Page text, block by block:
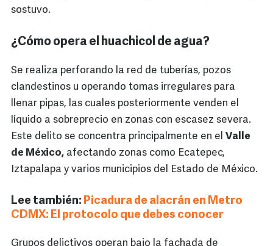
sostuvo.
¿Cómo opera el huachicol de agua?
Se realiza perforando la red de tuberías, pozos
clandestinos u operando tomas irregulares para
llenar pipas, las cuales posteriormente venden el
líquido a sobreprecio en zonas con escasez severa.
Este delito se concentra principalmente en el Valle
de México, afectando zonas como Ecatepec,
Iztapalapa y varios municipios del Estado de México.
Lee también: Picadura de alacrán en Metro
CDMX: El protocolo que debes conocer
Grupos delictivos operan bajo la fachada de